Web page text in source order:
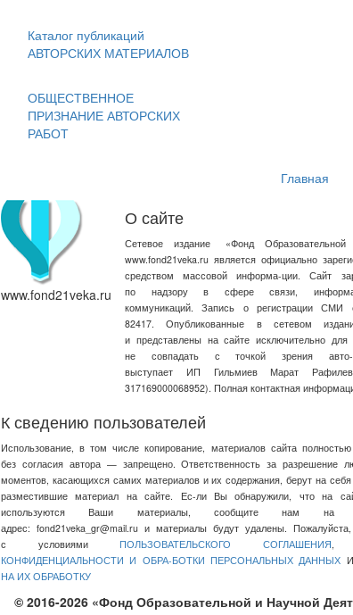
Каталог публикаций
АВТОРСКИХ МАТЕРИАЛОВ
ОБЩЕСТВЕННОЕ
ПРИЗНАНИЕ АВТОРСКИХ
РАБОТ
Главная
www.fond21veka.ru
О сайте
Сетевое издание «Фонд
www.fond21veka.ru является официально
средством массовой информа-ции. Сайт
по надзору в сфере связи,
коммуникаций. Запись о регистрации
82417. Опубликованные в сетевом
и представлены на сайте исключительно
не совпадать с точкой зрения авто-
выступает ИП Гильмиев Марат
317169000068952). Полная контактная
К сведению пользователей
Использование, в том числе копирование, материалов сайта
без согласия автора — запрещено. Ответственность за разрешение
моментов, касающихся самих материалов и их содержания, берут на себя
разместившие материал на сайте. Ес-ли Вы обнаружили, что на
используются Ваши материалы, сообщите нам на
адрес: fond21veka_gr@mail.ru и материалы будут удалены. Пожалуйста,
с условиями ПОЛЬЗОВАТЕЛЬСКОГО СОГЛАШЕНИЯ
КОНФИДЕНЦИАЛЬНОСТИ И ОБРА-БОТКИ ПЕРСОНАЛЬНЫХ ДАННЫХ И
НА ИХ ОБРАБОТКУ
© 2016-2026 «Фонд Образовательной и Научной